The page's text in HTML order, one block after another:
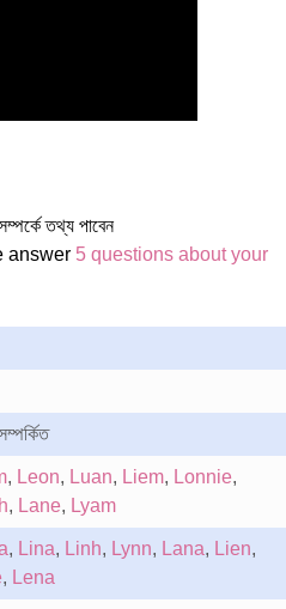
তথ্য পাবেন
answer 5 questions about your
, Leon, Luan, Liem, Lonnie,
, Lane, Lyam
, Lina, Linh, Lynn, Lana, Lien,
, Lena